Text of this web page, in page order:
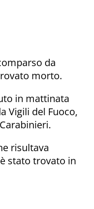
da
morto.
in mattinata
Vigili del Fuoco,
risultava
stato trovato in